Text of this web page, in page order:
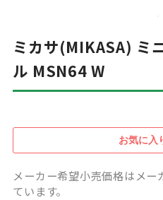
ミカサ(MIKASA) ミ
ル MSN64 W
メーカー希望小売価格はメ
ています。